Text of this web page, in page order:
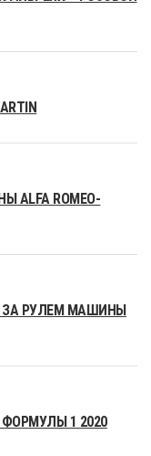
ROMEO-
ЗА РУЛЕМ МАШИНЫ
1 2020